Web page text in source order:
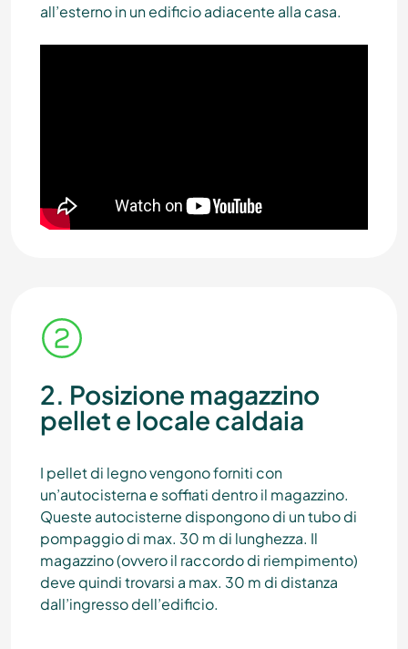
all’esterno in un edificio adiacente alla casa.
2. Posizione magazzino
pellet e locale caldaia
I pellet di legno vengono forniti con
un’autocisterna e soffiati dentro il magazzino.
Queste autocisterne dispongono di un tubo di
pompaggio di max. 30 m di lunghezza. Il
magazzino (ovvero il raccordo di riempimento)
deve quindi trovarsi a max. 30 m di distanza
dall’ingresso dell’edificio.